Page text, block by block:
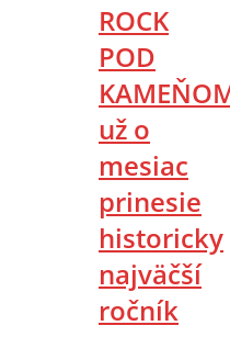
ROCK
POD
už o
mesiac
prinesie
historicky
najväčší
ročník